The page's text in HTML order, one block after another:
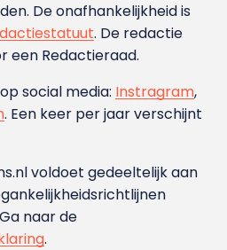
De onafhankelijkheid is
. De redactie
een Redactieraad.
social media: Instragram,
. Een keer per jaar verschijnt
voldoet gedeeltelijk aan
naar de
.